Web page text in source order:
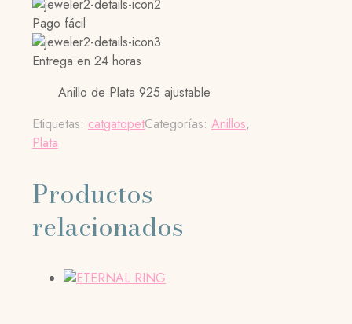
Pago fácil
Entrega en 24 horas
Anillo de Plata 925 ajustable
Etiquetas: catgatopetCategorías: Anillos,
Plata
Productos
relacionados